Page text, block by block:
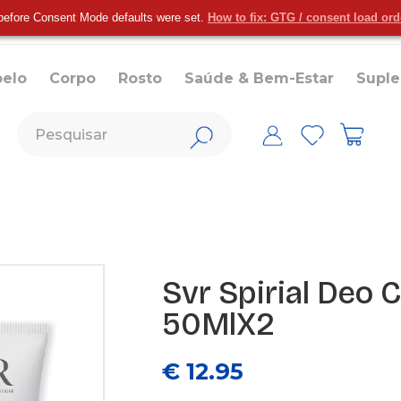
Consent Mode defaults were set. How to fix: GTG / consent load
Corpo Rosto Saúde & Bem-Estar
Svr Spirial Deo
50MlX2
€ 12.95